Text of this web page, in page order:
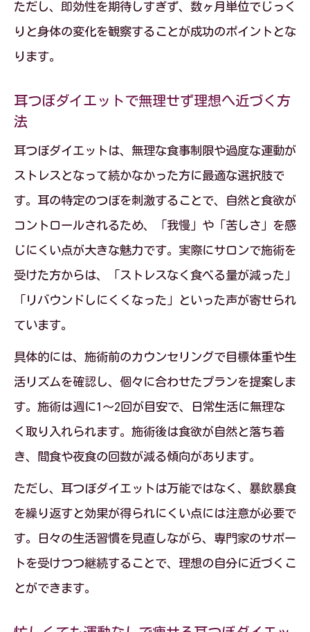
ただし、即効性を期待しすぎず、数ヶ月単位でじっく
りと身体の変化を観察することが成功のポイントとな
ります。
耳つぼダイエットで無理せず理想へ近づく方
法
耳つぼダイエットは、無理な食事制限や過度な運動が
ストレスとなって続かなかった方に最適な選択肢で
す。耳の特定のつぼを刺激することで、自然と食欲が
コントロールされるため、「我慢」や「苦しさ」を感
じにくい点が大きな魅力です。実際にサロンで施術を
受けた方からは、「ストレスなく食べる量が減った」
「リバウンドしにくくなった」といった声が寄せられ
ています。
具体的には、施術前のカウンセリングで目標体重や生
活リズムを確認し、個々に合わせたプランを提案しま
す。施術は週に1〜2回が目安で、日常生活に無理な
く取り入れられます。施術後は食欲が自然と落ち着
き、間食や夜食の回数が減る傾向があります。
ただし、耳つぼダイエットは万能ではなく、暴飲暴食
を繰り返すと効果が得られにくい点には注意が必要で
す。日々の生活習慣を見直しながら、専門家のサポー
トを受けつつ継続することで、理想の自分に近づくこ
とができます。